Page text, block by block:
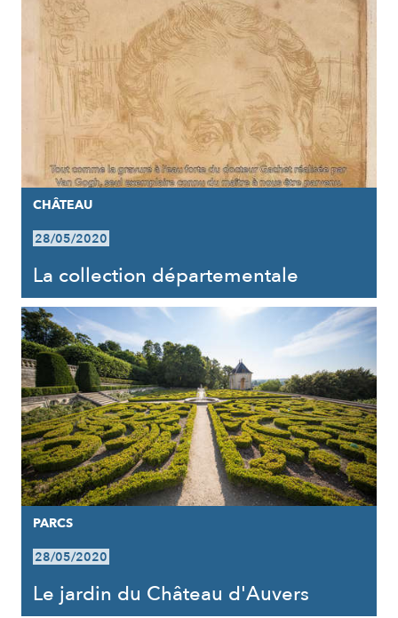
CHÂTEAU
28/05/2020
La collection départementale
PARCS
28/05/2020
Le jardin du Château d'Auvers